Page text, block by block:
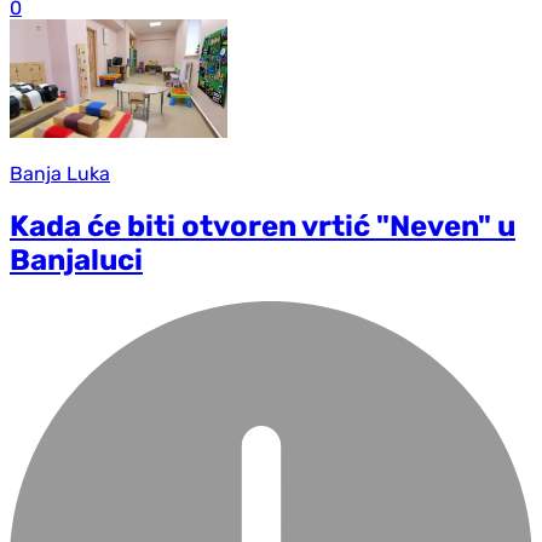
0
Banja Luka
Kada će biti otvoren vrtić "Neven" u
Banjaluci